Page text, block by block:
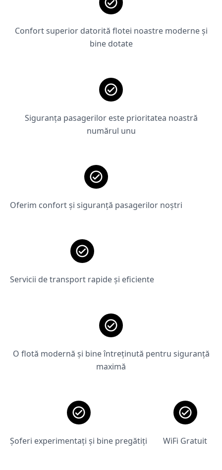
Confort superior datorită flotei noastre moderne și
bine dotate
Siguranța pasagerilor este prioritatea noastră
numărul unu
Oferim confort și siguranță pasagerilor noștri
Servicii de transport rapide și eficiente
O flotă modernă și bine întreținută pentru siguranță
maximă
Șoferi experimentați și bine pregătiți WiFi Gratuit